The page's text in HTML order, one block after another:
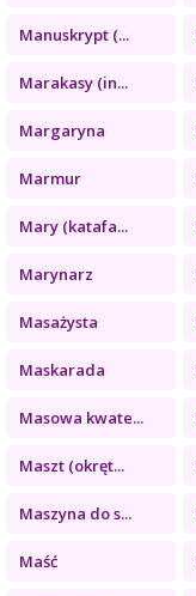
Manuskrypt (...
Marakasy (in...
Margaryna
Marmur
Mary (katafa...
Marynarz
Masażysta
Maskarada
Masowa kwate...
Maszt (okręt...
Maszyna do s...
Maść